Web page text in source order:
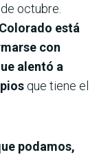
octubre.
está
con
alentó a
que tiene el
podamos,